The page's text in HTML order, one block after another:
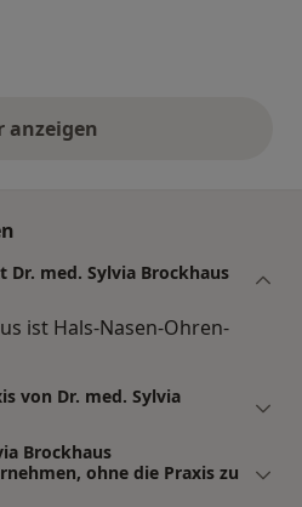
anzeigen
obige Stellungnahmen
Dr. med. Sylvia Brockhaus
ist Hals-Nasen-Ohren-
von Dr. med. Sylvia
Brockhaus
ohne die Praxis zu